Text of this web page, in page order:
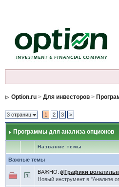
Option.ru> Для инвесторов>
3 страниц 1 2 3 >
Программы для анализа опционов
Название темы
Важные темы
ВАЖНО: Графики
Новый инструмент в "Анализе